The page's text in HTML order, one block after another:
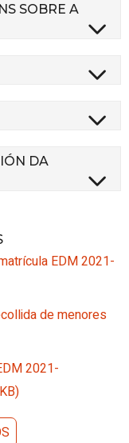
SOBRE A
DA
EDM 2021-
de menores
2021-